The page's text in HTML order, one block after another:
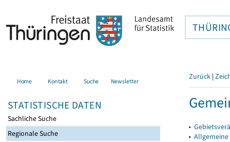
Home Kontakt Suche Newsletter
STATISTISCHE DATEN
Sachliche Suche
Regionale Suche
Zurück |
▸
▸